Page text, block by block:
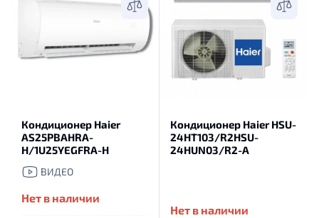
Кондиционер Haier
AS25PBAHRA-
H/1U25YEGFRA-H
ВИДЕО
Нет в наличии
Кондиционер Haier HSU-
24HT103/R2HSU-
24HUN03/R2-A
Нет в наличии